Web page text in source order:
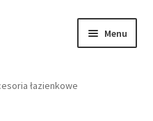
Menu
łazienkowe